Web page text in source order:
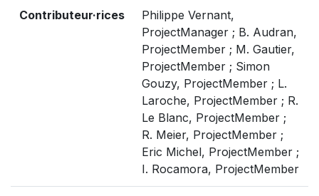
Contributeur·rices
Philippe Vernant,
ProjectManager ; B. Audran,
ProjectMember ; M. Gautier,
ProjectMember ; Simon
Gouzy, ProjectMember ; L.
Laroche, ProjectMember ; R.
Le Blanc, ProjectMember ;
R. Meier, ProjectMember ;
Eric Michel, ProjectMember ;
I. Rocamora, ProjectMember